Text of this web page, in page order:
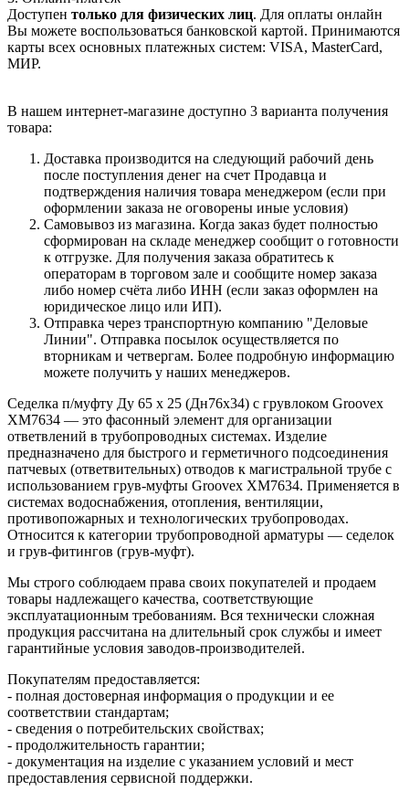
Доступен только для физических лиц. Для оплаты онлайн
Вы можете воспользоваться банковской картой. Принимаются
карты всех основных платежных систем: VISA, MasterCard,
МИР.
В нашем интернет-магазине доступно 3 варианта получения
товара:
Доставка производится на следующий рабочий день
после поступления денег на счет Продавца и
подтверждения наличия товара менеджером (если при
оформлении заказа не оговорены иные условия)
Самовывоз из магазина. Когда заказ будет полностью
сформирован на складе менеджер сообщит о готовности
к отгрузке. Для получения заказа обратитесь к
операторам в торговом зале и сообщите номер заказа
либо номер счёта либо ИНН (если заказ оформлен на
юридическое лицо или ИП).
Отправка через транспортную компанию "Деловые
Линии". Отправка посылок осуществляется по
вторникам и четвергам. Более подробную информацию
можете получить у наших менеджеров.
Седелка п/муфту Ду 65 х 25 (Дн76х34) с грувлоком Groovex
XM7634 — это фасонный элемент для организации
ответвлений в трубопроводных системах. Изделие
предназначено для быстрого и герметичного подсоединения
патчевых (ответвительных) отводов к магистральной трубе с
использованием грув-муфты Groovex XM7634. Применяется в
системах водоснабжения, отопления, вентиляции,
противопожарных и технологических трубопроводах.
Относится к категории трубопроводной арматуры — седелок
и грув-фитингов (грув-муфт).
Мы строго соблюдаем права своих покупателей и продаем
товары надлежащего качества, соответствующие
эксплуатационным требованиям. Вся технически сложная
продукция рассчитана на длительный срок службы и имеет
гарантийные условия заводов-производителей.
Покупателям предоставляется:
- полная достоверная информация о продукции и ее
соответствии стандартам;
- сведения о потребительских свойствах;
- продолжительность гарантии;
- документация на изделие с указанием условий и мест
предоставления сервисной поддержки.